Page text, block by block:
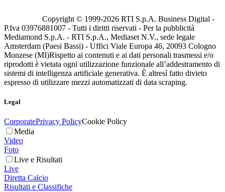
Copyright © 1999-2026 RTI S.p.A. Business Digital -
P.Iva 03976881007 - Tutti i diritti riservati - Per la pubblicità
Mediamond S.p.A. - RTI S.p.A., Mediaset N.V., sede legale
Amsterdam (Paesi Bassi) - Uffici Viale Europa 46, 20093 Cologno
Monzese (MI)Rispetto ai contenuti e ai dati personali trasmessi e/o
riprodotti è vietata ogni utilizzazione funzionale all’addestramento di
sistemi di intelligenza artificiale generativa. È altresì fatto divieto
espresso di utilizzare mezzi automatizzati di data scraping.
Legal
CorporatePrivacy PolicyCookie Policy
Media
Video
Foto
Live e Risultati
Live
Diretta Calcio
Risultati e Classifiche